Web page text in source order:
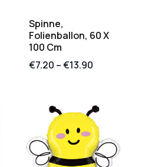
Spinne,
Folienballon, 60 X
100 Cm
€7.20 –€13.90